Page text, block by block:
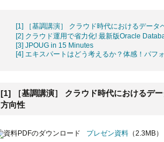
[1] ［基調講演］ クラウド時代におけるデー
[2] クラウド運用で省力化! 最新版Oracle
[3] JPOUG in 15 Minutes
[4] エキスパートはどう考えるか？体感！パフ
[1] ［基調講演］ クラウド時代におけるデ
方向性
プレゼン資料 （2.3MB）